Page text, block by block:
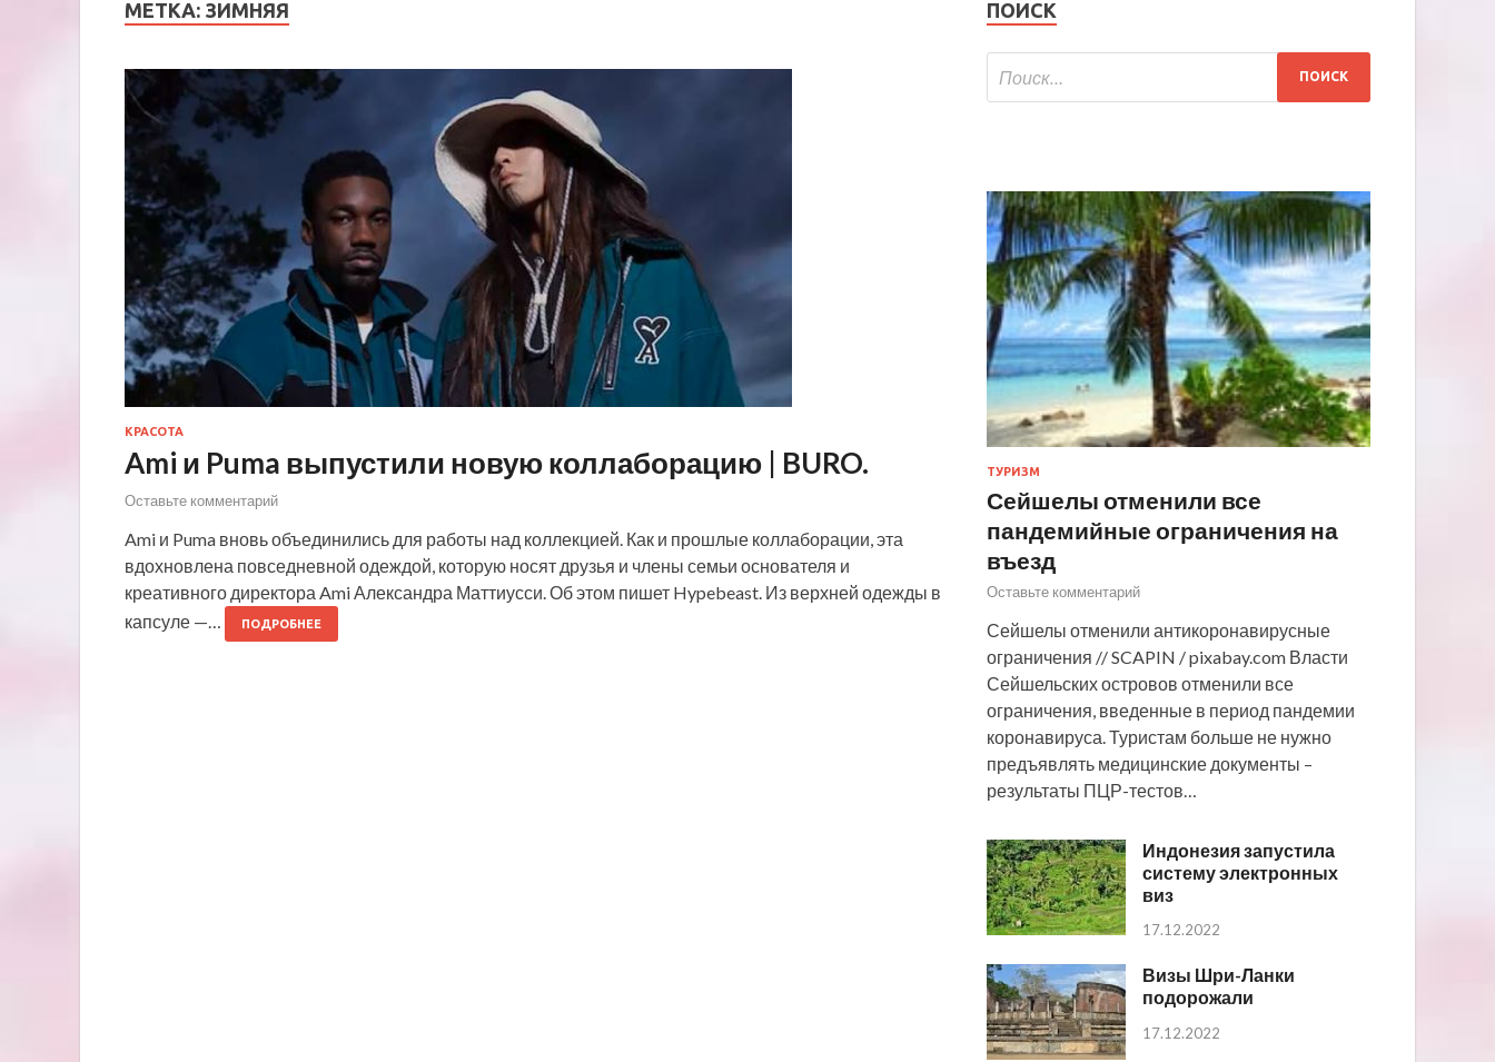
МЕТКА: ЗИМНЯЯ
КРАСОТА
Ami и Puma выпустили новую коллаборацию | BURO.
Оставьте комментарий
Ami и Puma вновь объединились для работы над коллекцией. Как и прошлые коллаборации, эта
вдохновлена повседневной одеждой, которую носят друзья и члены семьи основателя и
креативного директора Ami Александра Маттиусси. Об этом пишет Hypebeast. Из верхней одежды в
капсуле —…
ПОДРОБНЕЕ
ПОИСК
ТУРИЗМ
Сейшелы отменили все
пандемийные ограничения на
въезд
Оставьте комментарий
Сейшелы отменили антикоронавирусные
ограничения // SCAPIN / pixabay.com Власти
Сейшельских островов отменили все
ограничения, введенные в период пандемии
коронавируса. Туристам больше не нужно
предъявлять медицинские документы –
результаты ПЦР-тестов…
Индонезия запустила
систему электронных
виз
17.12.2022
Визы Шри-Ланки
подорожали
17.12.2022